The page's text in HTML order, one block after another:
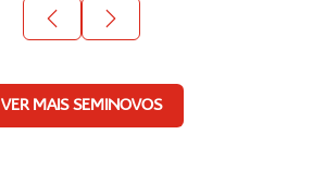
VER MAIS SEMINOVOS